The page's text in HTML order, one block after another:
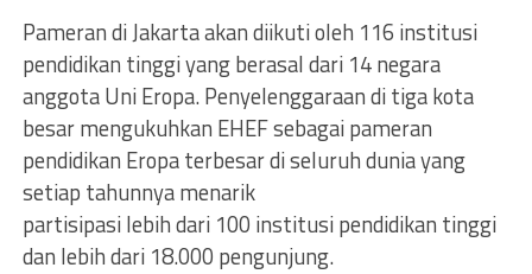
Pameran di Jakarta akan diikuti oleh 116 institusi
pendidikan tinggi yang berasal dari 14 negara
anggota Uni Eropa. Penyelenggaraan di tiga kota
besar mengukuhkan EHEF sebagai pameran
pendidikan Eropa terbesar di seluruh dunia yang
setiap tahunnya menarik
partisipasi lebih dari 100 institusi pendidikan tinggi
dan lebih dari 18.000 pengunjung.